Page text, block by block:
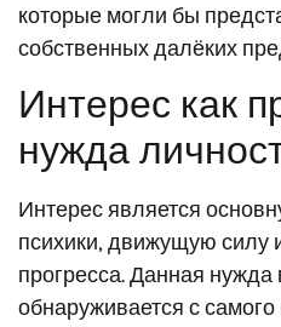
которые могли бы
собственных далёких
Интерес как
нужда
Интерес является
психики, движущую силу
прогресса. Данная нужда
обнаруживается с